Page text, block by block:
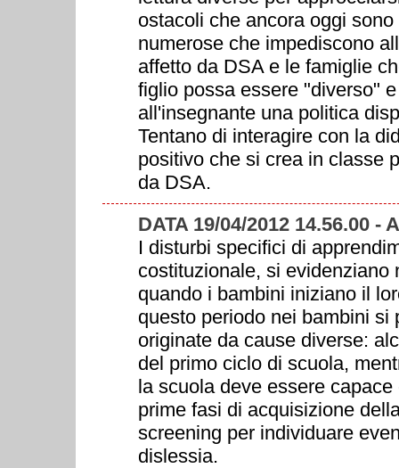
ostacoli che ancora oggi
numerose che impediscono
affetto da DSA e le famiglie
figlio possa essere "diverso"
all'insegnante una politica
Tentano di interagire con la
positivo che si crea in classe
da DSA.
DATA 19/04/2012 14.56.00 -
I disturbi specifici di
costituzionale, si
quando i bambini iniziano il
questo periodo nei bambini
originate da cause diverse:
del primo ciclo di scuola,
la scuola deve essere
prime fasi di acquisizione
screening per individuare
dislessia.